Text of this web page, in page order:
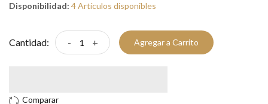
Disponibilidad: 4 Artículos disponibles
Cantidad: - + Agregar a Carrito